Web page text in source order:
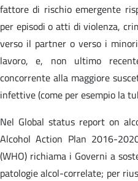
fattore di rischio emergente
per episodi o atti di violenza,
verso il partner o verso i
lavoro, e, non ultimo
concorrente alla maggiore
infettive (come per esempio la
Nel Global status report on
Alcohol Action Plan 2016-
(WHO) richiama i Governi a
patologie alcol-correlate; per